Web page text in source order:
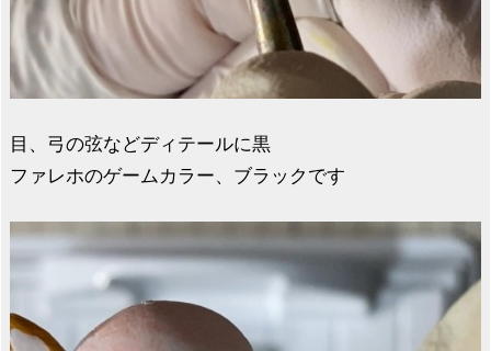
目、弓の弦などディテールに黒
ファレホのゲームカラー、ブラックです